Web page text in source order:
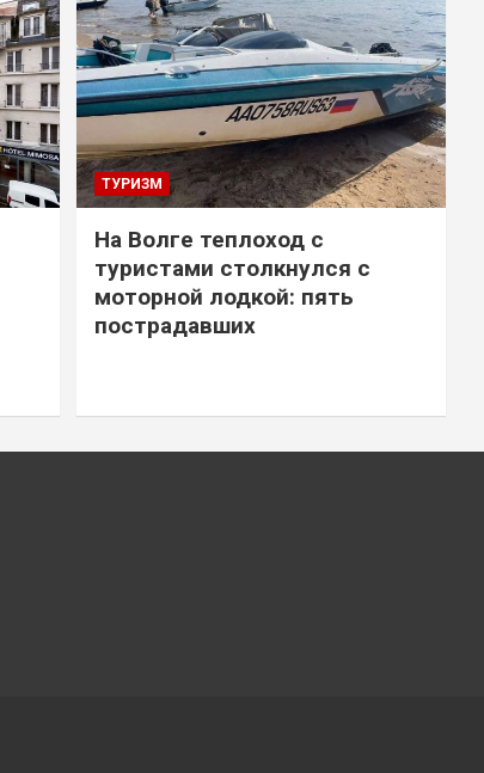
ТУРИЗМ
На Волге теплоход с
туристами столкнулся с
моторной лодкой: пять
пострадавших